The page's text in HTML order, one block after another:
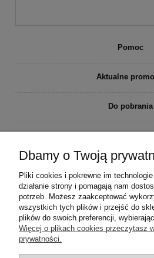
Pomoc
Aktualne
Do pobrania
Płatności i
Informacje
O nas
Dbamy o Twoją
Pliki cookies i pokrewne im
działanie strony i pomagają nam
potrzeb. Możesz zaakceptować
wszystkich tych plików i przejść do
plików do swoich preferencji,
Więcej o plikach cookies przeczytasz
prywatności.